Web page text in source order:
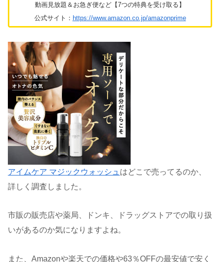
動画見放題＆お急ぎ便など【7つの特典を受け取る】
公式サイト： https://www.amazon.co.jp/amazonprime
アイムケア マジックウォッシュ はどこで売ってるのか、
詳しく調査しました。
市販の販売店や薬局、ドンキ、ドラッグストアでの取り扱
いがあるのか気になりますよね。
また、Amazonや楽天での価格や63％OFFの最安値で安く